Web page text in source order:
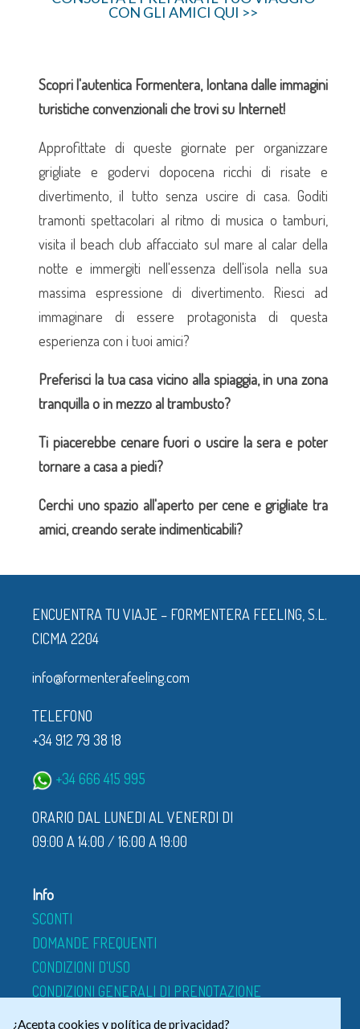
CON GLI AMICI QUI >>
Scopri l'autentica Formentera, lontana dalle immagini
turistiche convenzionali che trovi su Internet!
Approfittate di queste giornate per organizzare
grigliate e godervi dopocena ricchi di risate e
divertimento, il tutto senza uscire di casa. Goditi
tramonti spettacolari al ritmo di musica o tamburi,
visita il beach club affacciato sul mare al calar della
notte e immergiti nell'essenza dell'isola nella sua
massima espressione di divertimento. Riesci ad
immaginare di essere protagonista di questa
esperienza con i tuoi amici?
Preferisci la tua casa vicino alla spiaggia, in una zona
tranquilla o in mezzo al trambusto?
Ti piacerebbe cenare fuori o uscire la sera e poter
tornare a casa a piedi?
Cerchi uno spazio all'aperto per cene e grigliate tra
amici, creando serate indimenticabili?
ENCUENTRA TU VIAJE – FORMENTERA FEELING, S.L.
CICMA 2204
info@formenterafeeling.com
TELEFONO
+34 912 79 38 18
+34 666 415 995
ORARIO DAL LUNEDI AL VENERDI DI
09:00 A 14:00 / 16:00 A 19:00
Info
SCONTI
DOMANDE FREQUENTI
CONDIZIONI D'USO
CONDIZIONI GENERALI DI PRENOTAZIONE
¿Acepta cookies y política de privacidad?